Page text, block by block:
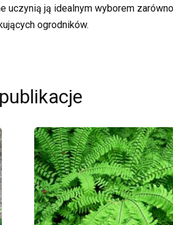
uczynią ją idealnym wyborem
ogrodników.